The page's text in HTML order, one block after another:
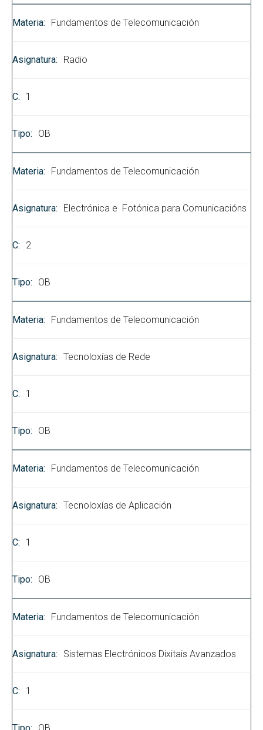
Fundamentos de Telecomunicación
Radio
1
OB
Fundamentos de Telecomunicación
Electrónica e Fotónica para Comunicacións
2
OB
Fundamentos de Telecomunicación
Tecnoloxías de Rede
1
OB
Fundamentos de Telecomunicación
Tecnoloxías de Aplicación
1
OB
Fundamentos de Telecomunicación
Sistemas Electrónicos Dixitais Avanzados
1